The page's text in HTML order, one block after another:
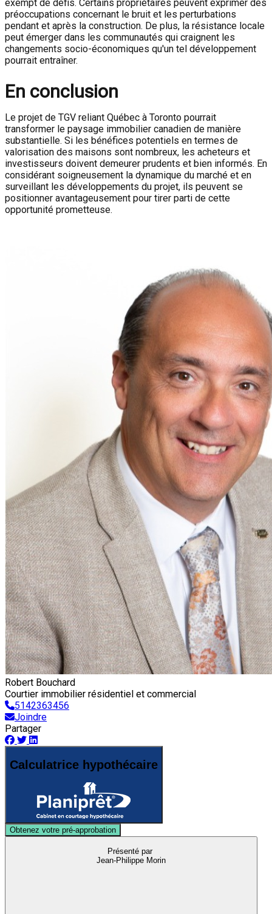
exempt de défis. Certains propriétaires peuvent exprimer des
préoccupations concernant le bruit et les perturbations
pendant et après la construction. De plus, la résistance locale
peut émerger dans les communautés qui craignent les
changements socio-économiques qu'un tel développement
pourrait entraîner.
En conclusion
Le projet de TGV reliant Québec à Toronto pourrait
transformer le paysage immobilier canadien de manière
substantielle. Si les bénéfices potentiels en termes de
valorisation des maisons sont nombreux, les acheteurs et
investisseurs doivent demeurer prudents et bien informés. En
considérant soigneusement la dynamique du marché et en
surveillant les développements du projet, ils peuvent se
positionner avantageusement pour tirer parti de cette
opportunité prometteuse.
Robert Bouchard
Courtier immobilier résidentiel et commercial
5142363456
Joindre
Partager
Calculatrice hypothécaire
Obtenez votre pré-approbation
Présenté par
Jean-Philippe Morin